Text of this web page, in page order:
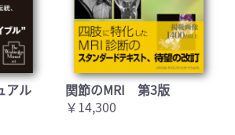
アル
関節のMRI 第3版
￥14,300